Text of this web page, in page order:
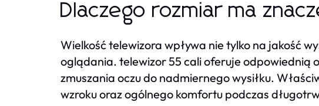
Dlaczego rozmiar ma
Wielkość telewizora wpływa nie tylko na jakość
oglądania. telewizor 55 cali oferuje odpowiednią
zmuszania oczu do nadmiernego wysiłku.
wzroku oraz ogólnego komfortu podczas